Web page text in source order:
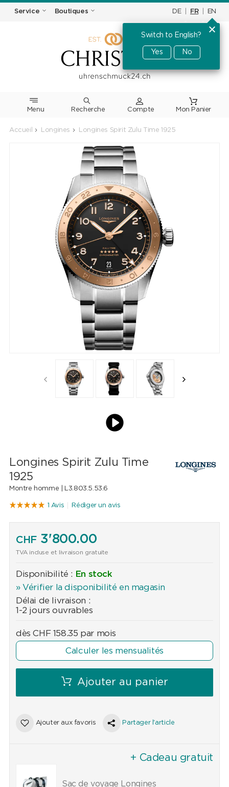
Service Boutiques DE FR EN
Switch to English?
Yes No
Menu Recherche
Accueil Longines Longines Spirit Zulu Time 1925
Longines Spirit Zulu Time
1925
Montre homme | L3.803.5.53.6
1 Avis Rédiger un avis
CHF3'800.00
TVA incluse et livraison gratuite
Disponibilité : En stock
» Vérifier la disponibilité en magasin
Délai de livraison :
1-2 jours ouvrables
dèsCHF 158.35 par mois
Calculer les mensualités
Ajouter au panier
Ajouter aux favoris Partager l'article
+ Cadeau gratuit
Sac de voyage Longines